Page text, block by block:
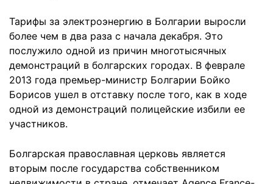
Тарифы за электроэнергию в Болгарии выросли
более чем в два раза с начала декабря. Это
послужило одной из причин многотысячных
демонстраций в болгарских городах. В феврале
2013 года премьер-министр Болгарии Бойко
Борисов ушел в отставку после того, как в ходе
одной из демонстраций полицейские избили ее
участников.
Болгарская православная церковь является
вторым после государства собственником